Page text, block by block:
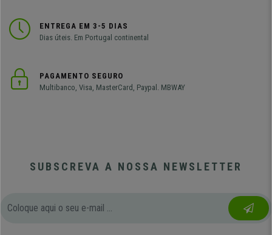
ENTREGA EM 3-5 DIAS
Dias úteis. Em Portugal continental
PAGAMENTO SEGURO
Multibanco, Visa, MasterCard, Paypal. MBWAY
SUBSCREVA A NOSSA NEWSLETTER